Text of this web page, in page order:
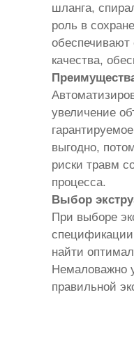
шланга,
роль в
обеспечивают
качества,
увеличение
выгодно,
риски травм
процесса.
Выбор
При выборе
найти
Немаловажно
правильной